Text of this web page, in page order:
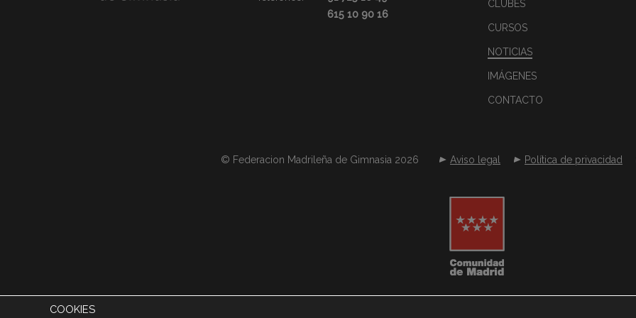
615 10 90 16
CLUBES
CURSOS
NOTICIAS
IMÁGENES
CONTACTO
© Federacion Madrileña de Gimnasia 2026 Aviso legal Política de privacidad
COOKIES